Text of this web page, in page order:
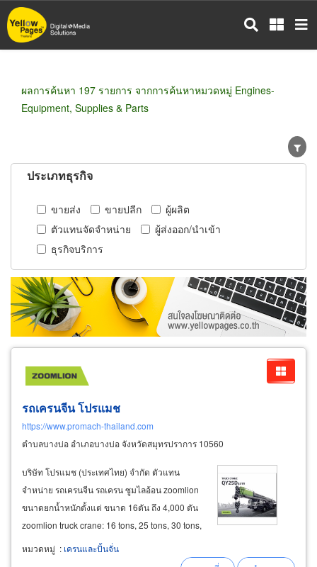
ข้าม
ไป
ผลการค้นหา 197 รายการ จากการค้นหาหมวดหมู่ Engines-
Equipment, Supplies & Parts
ประเภทธุรกิจ
ขายส่ง ขายปลีก
ผู้ผลิต
ตัวแทนจัดจำหน่าย
ผู้ส่งออก/นำเข้า
ธุรกิจบริการ
รถเครนจีน โปรแมช
https://www.promach-thailand.com
ตำบลบางบ่อ อำเภอบางบ่อ จังหวัดสมุทรปราการ 10560
บริษัท โปรแมช (ประเทศไทย) จำกัด ตัวแทน
จำหน่าย รถเครนจีน รถเครน ซูมไลอ้อน zoomlion
ขนาดยกน้ำหนักตั้งแต่ ขนาด 16ตัน ถึง 4,000 ตัน
zoomlion truck crane: 16 tons, 25 tons, 30 tons,
55 tons, รถเครน ขนาด 16 ตัน, 15 ตัน, 30 ตัน และ
55 ตัน zoomlion truck crane: 80 tons (โฉมใหม่),
หมวดหมู่ : เครนและปั้นจั่น